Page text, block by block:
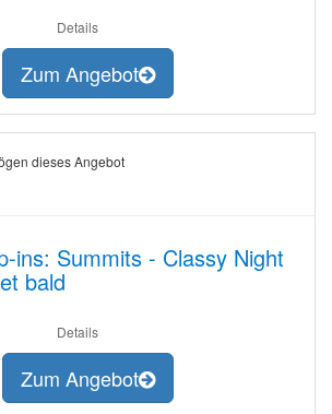
Details
Zum Angebot
dieses Angebot
ins: Summits - Classy Night
bald
Details
Zum Angebot